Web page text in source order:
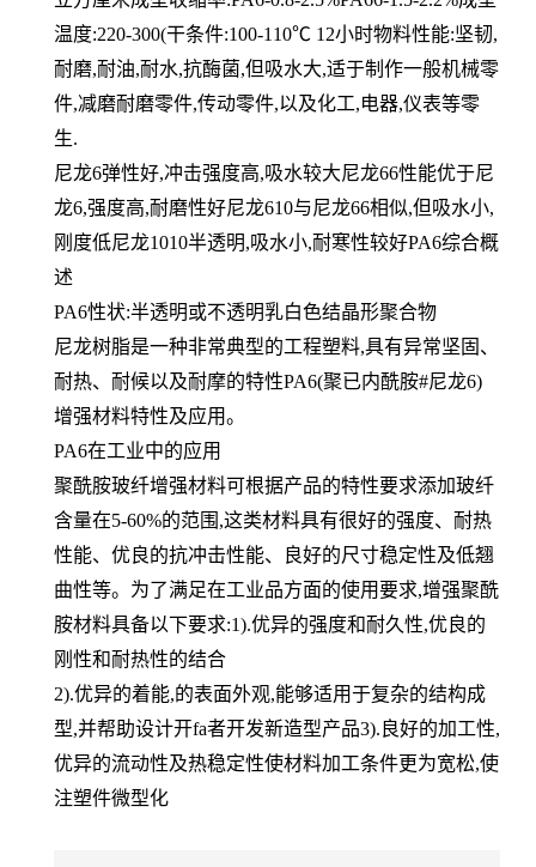
温度:220-300(干条件:100-110℃ 12小时物料性能:坚韧,
耐磨,耐油,耐水,抗酶菌,但吸水大,适于制作一般机械零
件,减磨耐磨零件,传动零件,以及化工,电器,仪表等零
生.
尼龙6弹性好,冲击强度高,吸水较大尼龙66性能优于尼
龙6,强度高,耐磨性好尼龙610与尼龙66相似,但吸水小,
刚度低尼龙1010半透明,吸水小,耐寒性较好PA6综合概
述
PA6性状:半透明或不透明乳白色结晶形聚合物
尼龙树脂是一种非常典型的工程塑料,具有异常坚固、
耐热、耐候以及耐摩的特性PA6(聚已内酰胺#尼龙6)
增强材料特性及应用。
PA6在工业中的应用
聚酰胺玻纤增强材料可根据产品的特性要求添加玻纤
含量在5-60%的范围,这类材料具有很好的强度、耐热
性能、优良的抗冲击性能、良好的尺寸稳定性及低翘
曲性等。为了满足在工业品方面的使用要求,增强聚酰
胺材料具备以下要求:1).优异的强度和耐久性,优良的
刚性和耐热性的结合
2).优异的着能,的表面外观,能够适用于复杂的结构成
型,并帮助设计开fa者开发新造型产品3).良好的加工性,
优异的流动性及热稳定性使材料加工条件更为宽松,使
注塑件微型化